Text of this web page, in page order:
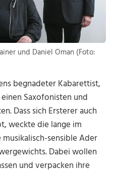
und Daniel Oman (Foto:
begnadeter Kabarettist,
Saxofonisten und
Dass sich Ersterer auch
weckte die lange im
sensible Ader
Dabei wollen
und verpacken ihre